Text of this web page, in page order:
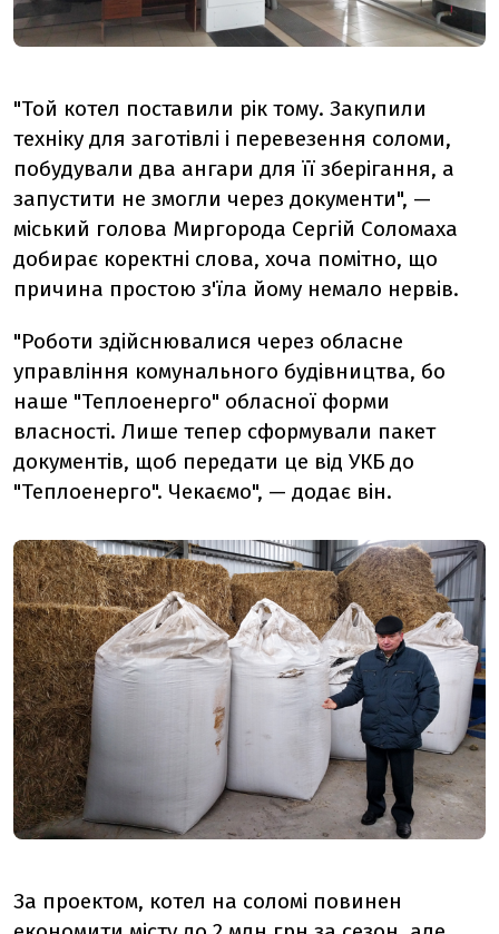
"Той котел поставили рік тому. Закупили
техніку для заготівлі і перевезення соломи,
побудували два ангари для її зберігання, а
запустити не змогли через документи", —
міський голова Миргорода Сергій Соломаха
добирає коректні слова, хоча помітно, що
причина простою з'їла йому немало нервів.
"Роботи здійснювалися через обласне
управління комунального будівництва, бо
наше "Теплоенерго" обласної форми
власності. Лише тепер сформували пакет
документів, щоб передати це від УКБ до
"Теплоенерго". Чекаємо", — додає він.
За проектом, котел на соломі повинен